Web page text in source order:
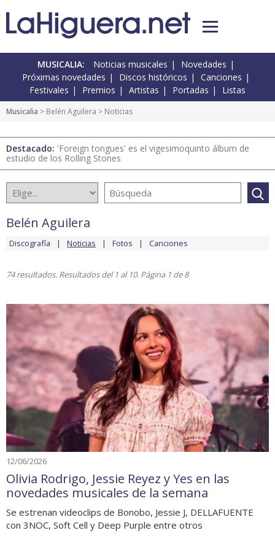
MUSICALIA: Noticias musicales
Novedades
Próximas novedades
Discos históricos
Canciones
Festivales
Premios Artistas Portadas Listas
Musicalia > Belén Aguilera > Noticias
Destacado: 'Foreign tongues' es el vigesimoquinto álbum de
estudio de los Rolling Stones
Belén Aguilera
Discografía Noticias Fotos Canciones
74 resultados. Resultados del 1 al 10. Página 1 de 8
12/06/2026
Olivia Rodrigo, Jessie Reyez y Yes en las
novedades musicales de la semana
Se estrenan videoclips de Bonobo, Jessie J, DELLAFUENTE
con 3NOC, Soft Cell y Deep Purple entre otros